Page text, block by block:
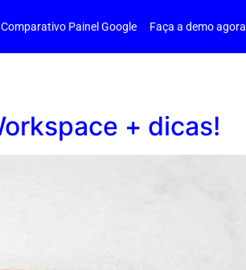
Comparativo Painel Google Faça a demo agora
+ dicas!